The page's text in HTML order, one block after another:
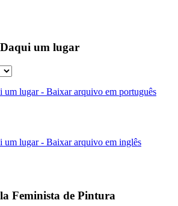
um lugar
um lugar - Baixar arquivo em português
um lugar - Baixar arquivo em inglês
Feminista de Pintura